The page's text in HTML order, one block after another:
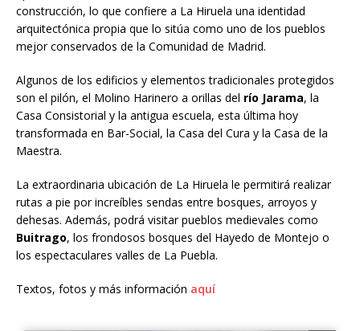
construcción, lo que confiere a La Hiruela una identidad
arquitectónica propia que lo sitúa como uno de los pueblos
mejor conservados de la Comunidad de Madrid.
Algunos de los edificios y elementos tradicionales protegidos
son el pilón, el Molino Harinero a orillas del río Jarama, la
Casa Consistorial y la antigua escuela, esta última hoy
transformada en Bar-Social, la Casa del Cura y la Casa de la
Maestra.
La extraordinaria ubicación de La Hiruela le permitirá realizar
rutas a pie por increíbles sendas entre bosques, arroyos y
dehesas. Además, podrá visitar pueblos medievales como
Buitrago, los frondosos bosques del Hayedo de Montejo o
los espectaculares valles de La Puebla.
Textos, fotos y más información aquí